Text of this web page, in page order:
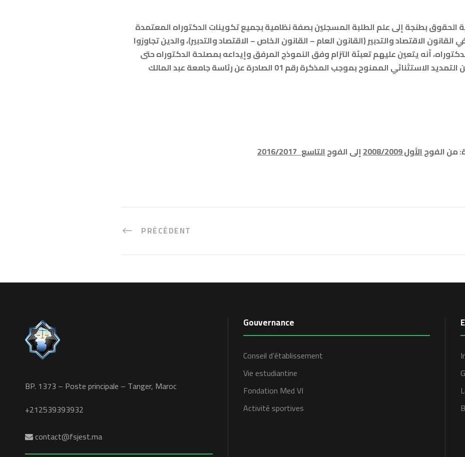
بطنجة إلى علم الطلبة المسجلين بصفة نظامية بجميع تكوينات الدكتوراه المعتمدة
الاقتصاد والتدبير (القانون العام – القانون الخاص – الاقتصاد والتدبير)، والدين تجاوزوا
أنه يتعين عليهم تعبئة التزام وفق النموذج المرفق وإيداعه بمصلحة الدكتوراه حتى
يتسنى لهم الاستفادة من التمديد الاستثنائي الممنوح بموجب المذكرة رقم 01 الصادرة عن رئاسة جامعة عبد المالك
من الفوجالأول 2008/2009 إلى الفوجالتاسع 2016/2017
PRÉCÉDENT
BP. 1373 – Poste principale – Tanger, Maroc
+212539393932
contact@fsjest.ma
Gouvernance
Conseil d’établissement
Vie estudiantine
Fondation Med VI
Activité sportives